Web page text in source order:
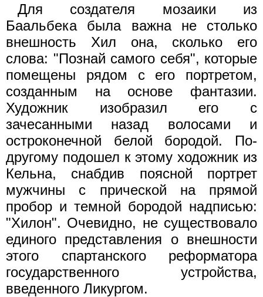
Для создателя мозаики из
Баальбека была важна не столько
внешность Хил она, сколько его
слова: "Познай самого себя", которые
помещены рядом с его портретом,
созданным на основе фантазии.
Художник изобразил его с
зачесанными назад волосами и
остроконечной белой бородой. По-
другому подошел к этому ходожник из
Кельна, снабдив поясной портрет
мужчины с прической на прямой
пробор и темной бородой надписью:
"Хилон". Очевидно, не существовало
единого представления о внешности
этого спартанского реформатора
государственного устройства,
введенного Ликургом.